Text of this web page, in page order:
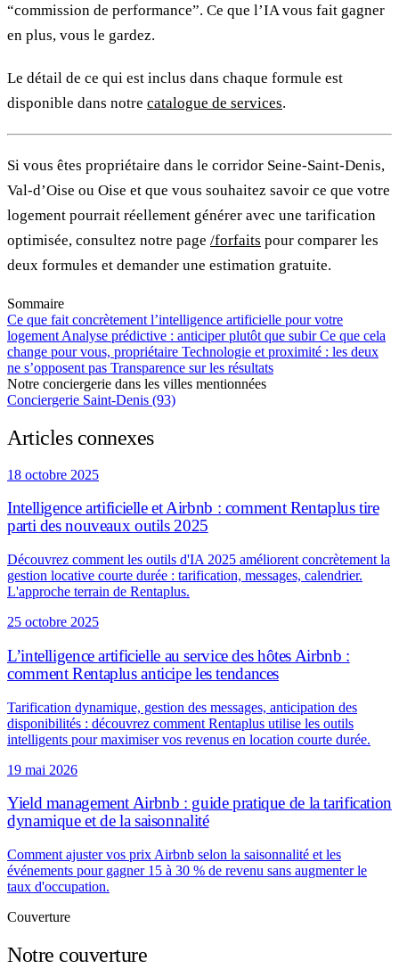
“commission de performance”. Ce que l’IA vous fait gagner
en plus, vous le gardez.
Le détail de ce qui est inclus dans chaque formule est
disponible dans notre catalogue de services.
Si vous êtes propriétaire dans le corridor Seine-Saint-Denis,
Val-d’Oise ou Oise et que vous souhaitez savoir ce que votre
logement pourrait réellement générer avec une tarification
optimisée, consultez notre page /forfaits pour comparer les
deux formules et demander une estimation gratuite.
Sommaire
Ce que fait concrètement l’intelligence artificielle pour votre
logement Analyse prédictive : anticiper plutôt que subirCe que cela
change pour vous, propriétaire Technologie et proximité : les deux
ne s’opposent pas Transparence sur les résultats
Notre conciergerie dans les villes mentionnées
Conciergerie Saint-Denis (93)
Articles connexes
18 octobre 2025
Intelligence artificielle et Airbnb : comment Rentaplus tire
parti des nouveaux outils 2025
Découvrez comment les outils d'IA 2025 améliorent concrètement la
gestion locative courte durée : tarification, messages, calendrier.
L'approche terrain de Rentaplus.
25 octobre 2025
L’intelligence artificielle au service des hôtes Airbnb :
comment Rentaplus anticipe les tendances
Tarification dynamique, gestion des messages, anticipation des
disponibilités : découvrez comment Rentaplus utilise les outils
intelligents pour maximiser vos revenus en location courte durée.
19 mai 2026
Yield management Airbnb : guide pratique de la tarification
dynamique et de la saisonnalité
Comment ajuster vos prix Airbnb selon la saisonnalité et les
événements pour gagner 15 à 30 % de revenu sans augmenter le
taux d'occupation.
Couverture
Notre couverture